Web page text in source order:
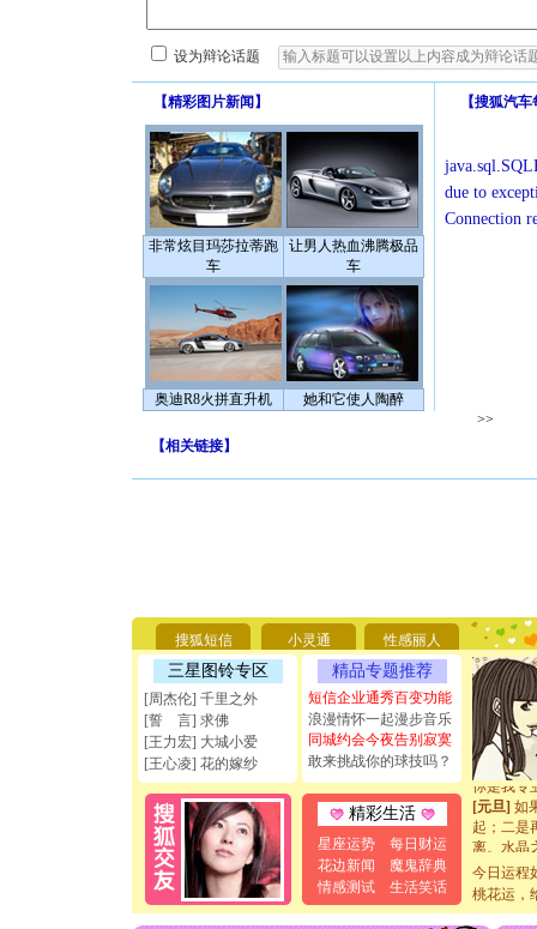
设为辩论话题
【精彩图片新闻 】
非常炫目玛莎拉蒂跑
车
让男人热血沸腾极品
车
奥迪R8火拼直升机 她和它使人陶醉
【搜狐汽车
due to
Connection
>>
【相关链接】
搜狐短信 小灵通 性感丽人
三星图铃专区
[周杰伦] 千里之外
[誓 言] 求佛
[王力宏] 大城小爱
[王心凌] 花的嫁纱
精品专题推荐
短信企业通秀百变功能
浪漫情怀一起漫步音乐
同城约会今夜告别寂寞
敢来挑战你的球技吗？
精彩生活
星座运势
每日财运
花边新闻
魔鬼辞典
情感测试
生活笑话
要平安！
[圣诞节]
能正大光
天都要快
[圣诞节]
如意,快
[元旦]看
断电。爱
你是我专
[元旦]如
起；二是
离。水晶
泣，这痛
卖了。水
今日运程
桃花运，